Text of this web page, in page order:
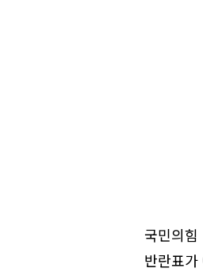
국민의
반란표